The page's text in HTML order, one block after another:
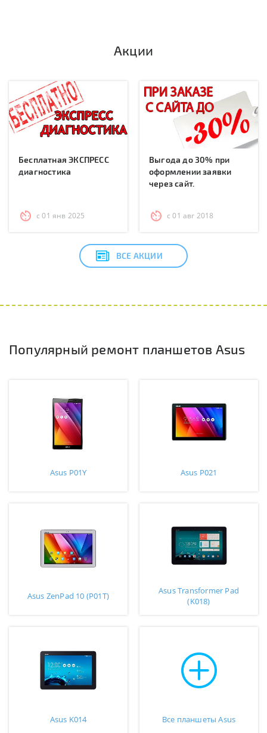
Акции
Бесплатная ЭКСПРЕСС
диагностика
с 01 янв 2025
Выгода до 30% при
оформлении заявки
через сайт.
с 01 авг 2018
ВСЕ АКЦИИ
Популярный ремонт планшетов Asus
Asus P01Y Asus P021
Asus ZenPad 10 (P01T)
Asus Transformer Pad
(K018)
Asus K014 Все планшеты Asus